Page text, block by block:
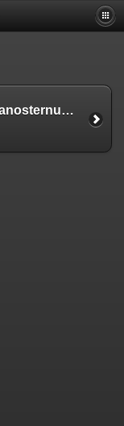
Acridotheres tristis melanosternus (Legge, 1879)